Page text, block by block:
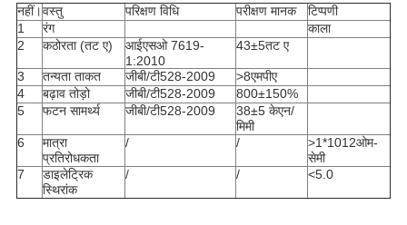
नहीं।वस्तु परिक्षण विधि परीक्षण मानक
टिप्पणी
1
रंग
काला
2
कठोरता (तट ए)
आईएसओ 7619-
1:2010
43±5तट ए
3 तन्यता ताकत जीबी/टी528-2009
>8एमपीए
4
बढ़ाव तोड़ो जीबी/टी528-2009
800±150%
5
फटन सामर्थ्य जीबी/टी528-2009
38±5 केएन/
मिमी
6
मात्रा
प्रतिरोधकता
/ /
>1*1012ओम-
सेमी
7
डाइलेट्रिक
स्थिरांक
/ / <5.0